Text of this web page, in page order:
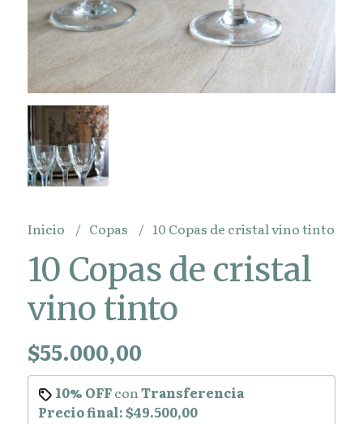
Inicio Copas 10 Copas de cristal vino tinto
10 Copas de cristal
vino tinto
$55.000,00
10% OFFconTransferencia
Precio final:$49.500,00